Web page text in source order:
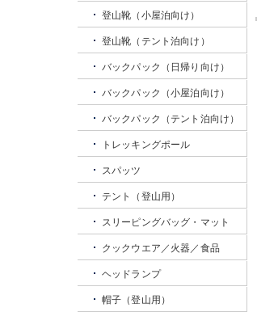
登山靴（小屋泊向け）
登山靴（テント泊向け）
バックパック（日帰り向け）
バックパック（小屋泊向け）
バックパック（テント泊向け）
トレッキングポール
スパッツ
テント（登山用）
スリーピングバッグ・マット
クックウエア／火器／食品
ヘッドランプ
帽子（登山用）